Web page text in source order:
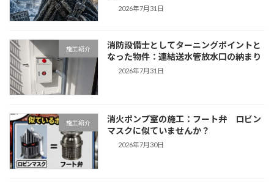
2026年7月31日
施工紹介
消防設備士としてターニングポイントと
なった物件：連結送水管放水口の納まり
2026年7月31日
施工紹介
消火ポンプ室の施工：フート弁 ロビン
マスクに似ていませんか？
2026年7月30日